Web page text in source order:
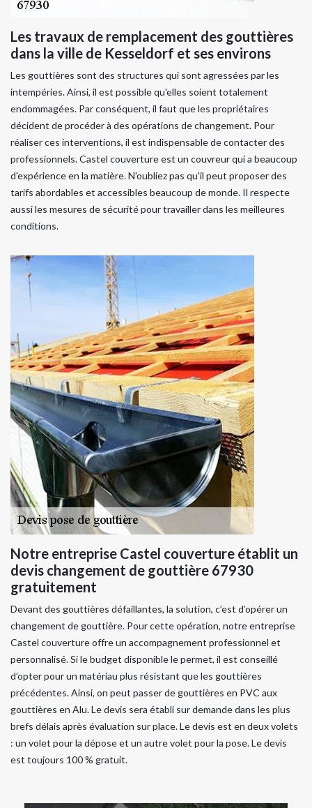
Les travaux de remplacement des gouttières
dans la ville de Kesseldorf et ses environs
Les gouttières sont des structures qui sont agressées par les
intempéries. Ainsi, il est possible qu'elles soient totalement
endommagées. Par conséquent, il faut que les propriétaires
décident de procéder à des opérations de changement. Pour
réaliser ces interventions, il est indispensable de contacter des
professionnels. Castel couverture est un couvreur qui a beaucoup
d'expérience en la matière. N'oubliez pas qu'il peut proposer des
tarifs abordables et accessibles beaucoup de monde. Il respecte
aussi les mesures de sécurité pour travailler dans les meilleures
conditions.
Notre entreprise Castel couverture établit un
devis changement de gouttière 67930
gratuitement
Devant des gouttières défaillantes, la solution, c’est d’opérer un
changement de gouttière. Pour cette opération, notre entreprise
Castel couverture offre un accompagnement professionnel et
personnalisé. Si le budget disponible le permet, il est conseillé
d’opter pour un matériau plus résistant que les gouttières
précédentes. Ainsi, on peut passer de gouttières en PVC aux
gouttières en Alu. Le devis sera établi sur demande dans les plus
brefs délais après évaluation sur place. Le devis est en deux volets
: un volet pour la dépose et un autre volet pour la pose. Le devis
est toujours 100 % gratuit.